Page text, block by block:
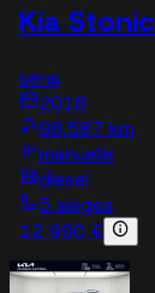
Kia Stonic
sens
2018
98,587 km
manuelle
diesel
5 sieges
12 990 €